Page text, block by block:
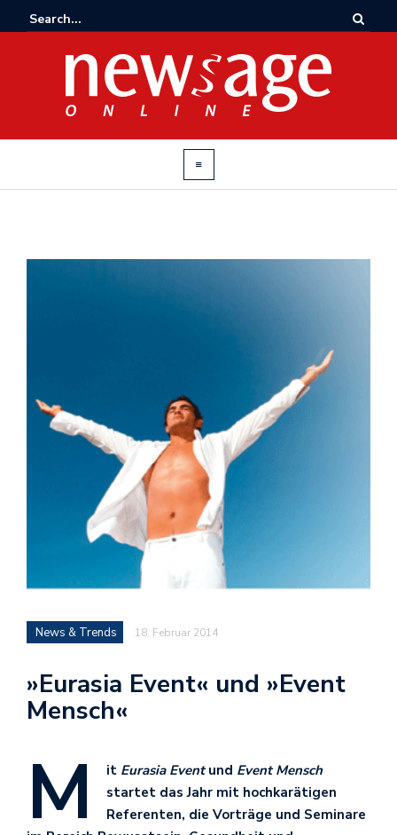
News & Trends 18. Februar 2014
»Eurasia Event« und »Event
Mensch«
M it Eurasia Eventund Event Mensch
startet das Jahr mit hochkarätigen
Referenten, die Vorträge und Seminare